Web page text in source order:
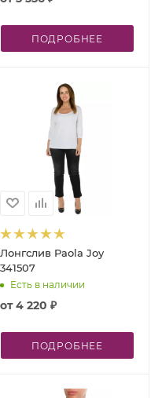
ПОДРОБНЕЕ
Лонгслив Paola Joy
341507
Есть в наличии
от4 220 ₽
ПОДРОБНЕЕ